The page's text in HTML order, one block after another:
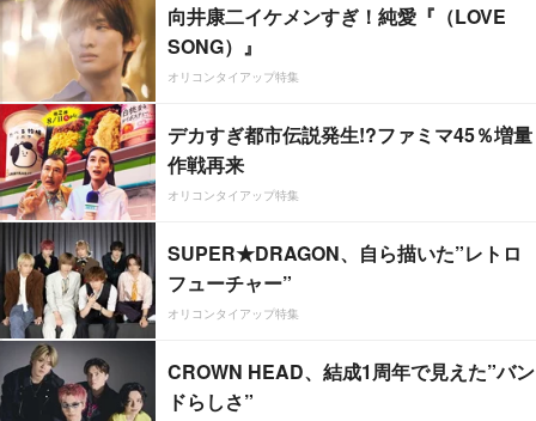
向井康二イケメンすぎ！純愛『（LOVE
SONG）』
オリコンタイアップ特集
デカすぎ都市伝説発生!?ファミマ45％増量
作戦再来
オリコンタイアップ特集
SUPER★DRAGON、自ら描いた”レトロ
フューチャー”
オリコンタイアップ特集
CROWN HEAD、結成1周年で見えた”バン
ドらしさ”